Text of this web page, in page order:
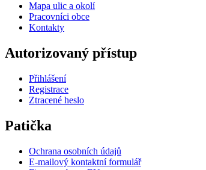
Mapa ulic a okolí
Pracovníci obce
Kontakty
Autorizovaný přístup
Přihlášení
Registrace
Ztracené heslo
Patička
Ochrana osobních údajů
E-mailový kontaktní formulář